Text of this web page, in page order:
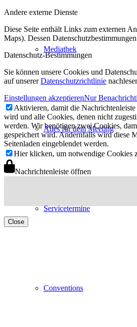
Mediathek
Alles für dein Meeting
Servicetermine
Conventions
Andere externe Dienste
Diese Seite enthält Links zum externen
Maps). Dessen
Datenschutz-Bestimmungen
Sie können unsere Cookies und
auf unsererDatenschutzrichtlinie
Einstellungen akzeptierenNur
Aktivieren, damit die Nachrichtenleiste
wird und alle Cookies, denen nicht
werden. Wir benötigen zwei Cookies,
gespeichert wird. Andernfalls wird diese
Seitenladen eingeblendet werden.
Hier klicken, um notwendige Cookies
Nachrichtenleiste öffnen
Close